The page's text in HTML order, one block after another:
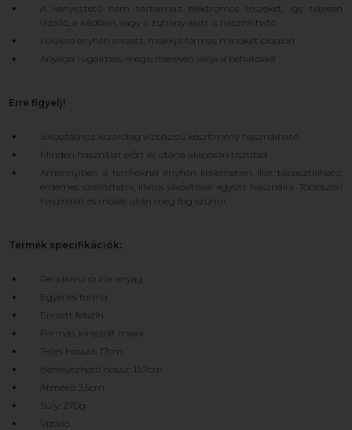
A kényeztető nem tartalmaz elektromos részeket, így teljesen
vízálló, a kádban, vagy a zuhany alatt is használható
Felülete enyhén erezett, makkja formás mindkét oldalon
Anyaga rugalmas, mégis mereven várja a behatolást
Erre figyelj!
Síkosításhoz kizárólag vízbázisú készítmény használható
Minden használat előtt és utána alaposan tisztítsd
Amennyiben a terméknél enyhén kellemetlen illat tapasztalható,
érdemes szellőztetni, illatos síkosítóval együtt használni. Többszöri
használat és mosás után meg fog szűnni.
Termék specifikációk:
Rendkívül puha anyag
Egyenes forma
Erezett felszín
Formás, kirajzolt makk
Teljes hossza: 17cm
Behelyezhető hos,sz: 13,7cm
Átmérő: 3,5cm
Súly: 270g
Vízálló